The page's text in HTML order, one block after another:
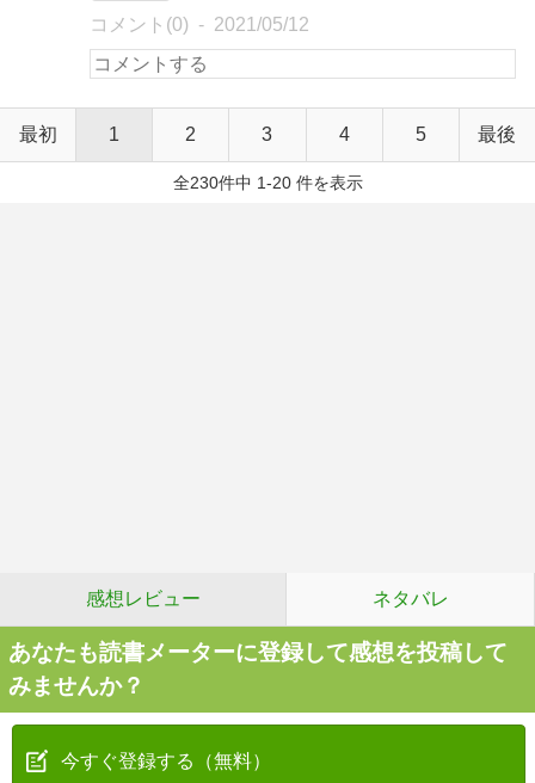
コメント(0) 2021/05/12
最初 1 2 3 4 5 最後
全230件中 1-20 件を表示
感想レビュー ネタバレ
あなたも読書メーターに登録して感想を投稿して
みませんか？
今すぐ登録する（無料）